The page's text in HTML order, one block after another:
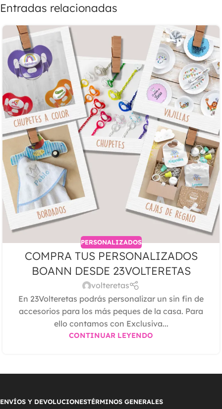
Entradas relacionadas
PERSONALIZADOS
COMPRA TUS PERSONALIZADOS
BOANN DESDE 23VOLTERETAS
volteretas
En 23Volteretas podrás personalizar un sin fin de
accesorios para los más peques de la casa. Para
ello contamos con Exclusiva...
CONTINUAR LEYENDO
ENVÍOS Y DEVOLUCIONESTÉRMINOS GENERALES